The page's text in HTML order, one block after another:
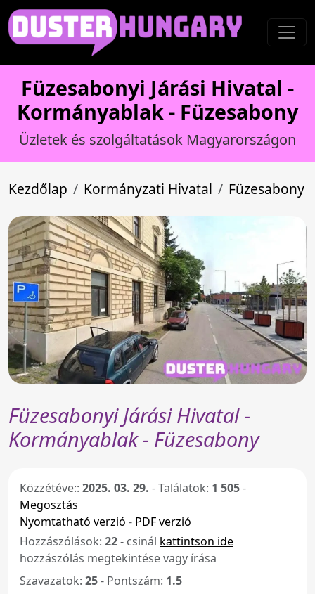
Füzesabonyi Járási Hivatal -
Kormányablak - Füzesabony
Üzletek és szolgáltatások Magyarországon
Kezdőlap Kormányzati Hivatal Füzesabony
Füzesabonyi Járási Hivatal -
Kormányablak - Füzesabony
Közzétéve:: 2025. 03. 29. -Találatok: 1 505-
Megosztás
Nyomtatható verzió - PDF verzió
Hozzászólások: 22- csinál kattintson ide
hozzászólás megtekintése vagy írása
Szavazatok: 25- Pontszám: 1.5